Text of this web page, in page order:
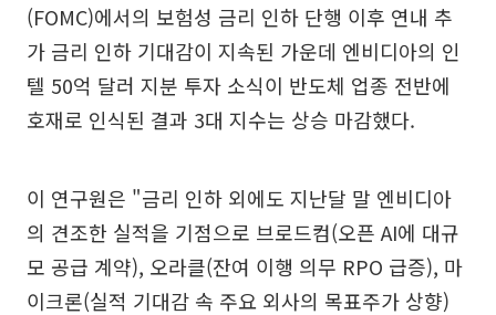
(FOMC)에서의 보험성 금리 인하 단행 이후 연내 추
가 금리 인하 기대감이 지속된 가운데 엔비디아의 인
텔 50억 달러 지분 투자 소식이 반도체 업종 전반에
호재로 인식된 결과 3대 지수는 상승 마감했다.
이 연구원은 "금리 인하 외에도 지난달 말 엔비디아
의 견조한 실적을 기점으로 브로드컴(오픈 AI에 대규
모 공급 계약), 오라클(잔여 이행 의무 RPO 급증), 마
이크론(실적 기대감 속 주요 외사의 목표주가 상향)